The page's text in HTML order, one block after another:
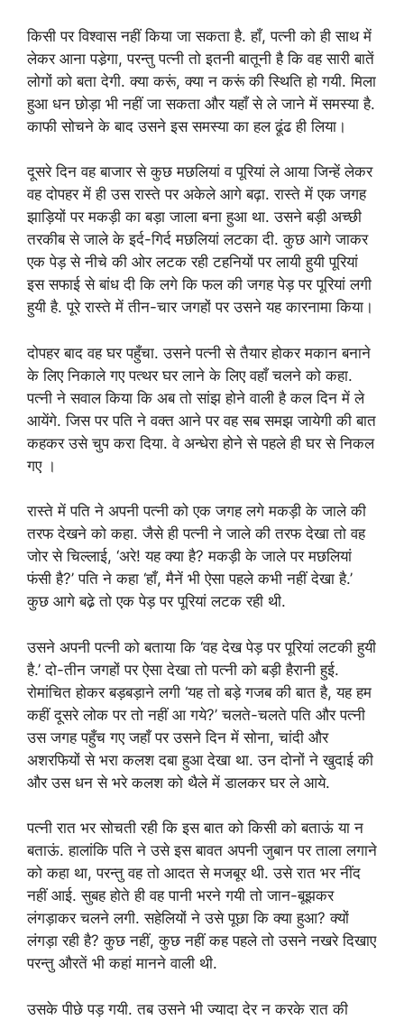
किसी पर विश्वास नहीं किया जा सकता है. हाँ, पत्नी को ही साथ में
लेकर आना पडे़गा, परन्तु पत्नी तो इतनी बातूनी है कि वह सारी बातें
लोगों को बता देगी. क्या करूं, क्या न करूं की स्थिति हो गयी. मिला
हुआ धन छोड़ा भी नहीं जा सकता और यहाँ से ले जाने में समस्या है.
काफी सोचने के बाद उसने इस समस्या का हल ढूंढ ही लिया।
दूसरे दिन वह बाजार से कुछ मछलियां व पूरियां ले आया जिन्हें लेकर
वह दोपहर में ही उस रास्ते पर अकेले आगे बढ़ा. रास्ते में एक जगह
झाड़ियों पर मकड़ी का बड़ा जाला बना हुआ था. उसने बड़ी अच्छी
तरकीब से जाले के इर्द-गिर्द मछलियां लटका दी. कुछ आगे जाकर
एक पेड़ से नीचे की ओर लटक रही टहनियों पर लायी हुयी पूरियां
इस सफाई से बांध दी कि लगे कि फल की जगह पेड़ पर पूरियां लगी
हुयी है. पूरे रास्ते में तीन-चार जगहों पर उसने यह कारनामा किया।
दोपहर बाद वह घर पहुँचा. उसने पत्नी से तैयार होकर मकान बनाने
के लिए निकाले गए पत्थर घर लाने के लिए वहाँ चलने को कहा.
पत्नी ने सवाल किया कि अब तो सांझ होने वाली है कल दिन में ले
आयेंगे. जिस पर पति ने वक्त आने पर वह सब समझ जायेगी की बात
कहकर उसे चुप करा दिया. वे अन्धेरा होने से पहले ही घर से निकल
गए ।
रास्ते में पति ने अपनी पत्नी को एक जगह लगे मकड़ी के जाले की
तरफ देखने को कहा. जैसे ही पत्नी ने जाले की तरफ देखा तो वह
जोर से चिल्लाई, ‘अरे! यह क्या है? मकड़ी के जाले पर मछलियां
फंसी है?’ पति ने कहा ‘हाँ, मैनें भी ऐसा पहले कभी नहीं देखा है.’
कुछ आगे बढे़ तो एक पेड़ पर पूरियां लटक रही थी.
उसने अपनी पत्नी को बताया कि ‘वह देख पेड़ पर पूरियां लटकी हुयी
है.’ दो-तीन जगहों पर ऐसा देखा तो पत्नी को बड़ी हैरानी हुई.
रोमांचित होकर बड़बड़ाने लगी ‘यह तो बड़े गजब की बात है, यह हम
कहीं दूसरे लोक पर तो नहीं आ गये?’ चलते-चलते पति और पत्नी
उस जगह पहुँच गए जहाँ पर उसने दिन में सोना, चांदी और
अशरफियों से भरा कलश दबा हुआ देखा था. उन दोनों ने खुदाई की
और उस धन से भरे कलश को थैले में डालकर घर ले आये.
पत्नी रात भर सोचती रही कि इस बात को किसी को बताऊं या न
बताऊं. हालांकि पति ने उसे इस बावत अपनी जुबान पर ताला लगाने
को कहा था, परन्तु वह तो आदत से मजबूर थी. उसे रात भर नींद
नहीं आई. सुबह होते ही वह पानी भरने गयी तो जान-बूझकर
लंगड़ाकर चलने लगी. सहेलियों ने उसे पूछा कि क्या हुआ? क्यों
लंगड़ा रही है? कुछ नहीं, कुछ नहीं कह पहले तो उसने नखरे दिखाए
परन्तु औरतें भी कहां मानने वाली थी.
उसके पीछे पड़ गयी. तब उसने भी ज्यादा देर न करके रात की